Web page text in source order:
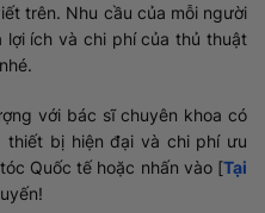
trên. Nhu cầu của mỗi người
lợi ích và chi phí của thủ thuật
với bác sĩ chuyên khoa có
thiết bị hiện đại và chi phí ưu
Quốc tế hoặc nhấn vào [Tại